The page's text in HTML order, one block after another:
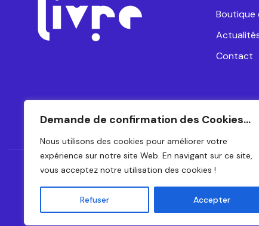
Demande de confirmation des Cookies...
Nous utilisons des cookies pour améliorer votre
expérience sur notre site Web. En navigant sur ce site,
vous acceptez notre utilisation des cookies !
Refuser Accepter
Boutique
Contact
© 2024